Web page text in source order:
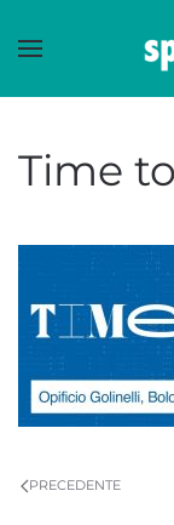
Skip to main
Time
PRECEDENTE